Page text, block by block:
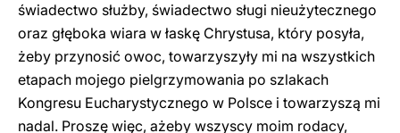
świadectwo służby, świadectwo sługi nieużytecznego
oraz głęboka wiara w łaskę Chrystusa, który posyła,
żeby przynosić owoc, towarzyszyły mi na wszystkich
etapach mojego pielgrzymowania po szlakach
Kongresu Eucharystycznego w Polsce i towarzyszą mi
nadal. Proszę więc, ażeby wszyscy moim rodacy,